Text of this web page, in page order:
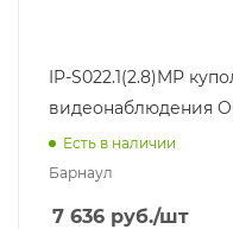
IP-S022.1(2.8)MP
видеонаблюдения
Есть в наличии
Барнаул
7 636 руб./шт